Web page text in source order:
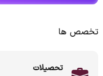
تخصص ها
تحصیلات